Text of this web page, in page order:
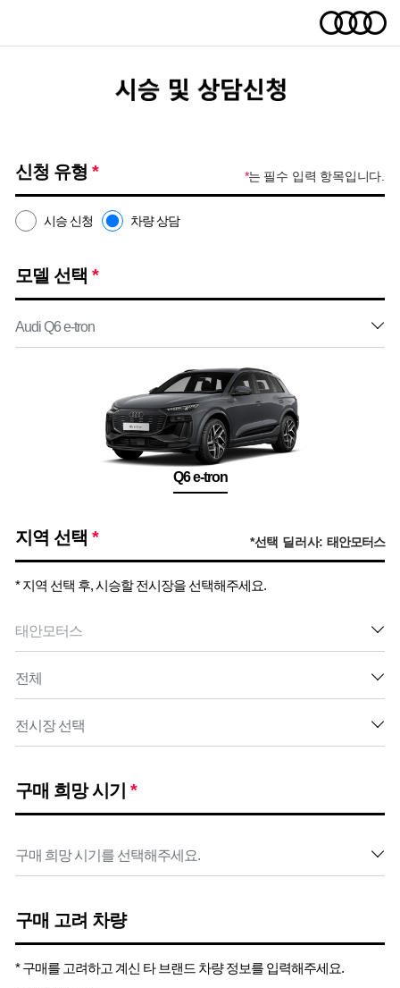
신청 유형 * *는 필수 입력 항목입니다.
시승 신청 차량 상담
모델 선택 *
Q6 e-tron
지역 선택 * *선택 딜러사: 태안모터스
* 지역 선택 후, 시승할 전시장을 선택해주세요.
구매 희망 시기 *
구매 고려 차량
* 구매를 고려하고 계신 타 브랜드 차량 정보를 입력해주세요.